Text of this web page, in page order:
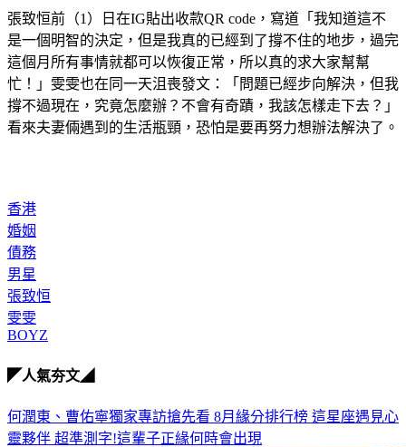
張致恒前（1）日在IG貼出收款QR code，寫道「我知道這不
是一個明智的決定，但是我真的已經到了撐不住的地步，過完
這個月所有事情就都可以恢復正常，所以真的求大家幫幫
忙！」雯雯也在同一天沮喪發文：「問題已經步向解決，但我
撐不過現在，究竟怎麼辦？不會有奇蹟，我該怎樣走下去？」
看來夫妻倆遇到的生活瓶頸，恐怕是要再努力想辦法解決了。
香港
婚姻
債務
男星
張致恒
雯雯
BOYZ
◤人氣夯文◢
何潤東、曹佑寧獨家專訪搶先看 8月緣分排行榜 這星座遇見心
靈夥伴 超準測字!這輩子正緣何時會出現